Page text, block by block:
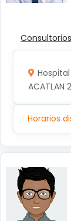
Consultorios
ACATLAN
Horarios